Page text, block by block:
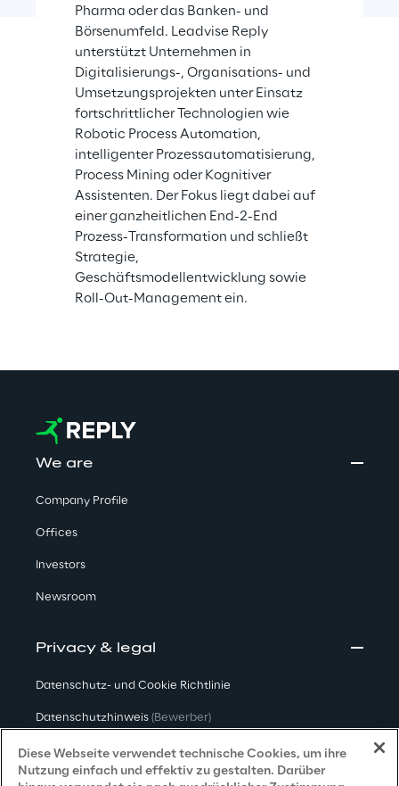
Pharma oder das Banken- und
Börsenumfeld. Leadvise Reply
unterstützt Unternehmen in
Digitalisierungs-, Organisations- und
Umsetzungsprojekten unter Einsatz
fortschrittlicher Technologien wie
Robotic Process Automation,
intelligenter Prozessautomatisierung,
Process Mining oder Kognitiver
Assistenten. Der Fokus liegt dabei auf
einer ganzheitlichen End-2-End
Prozess-Transformation und schließt
Strategie,
Geschäftsmodellentwicklung sowie
Roll-Out-Management ein.
We are
Company Profile
Offices
Investors
Newsroom
Privacy & legal
Datenschutz- und Cookie Richtlinie
Datenschutzhinweis (Bewerber)
Datenschutzhinweis(Kunden)
Datenschutzhinweis (Dienstleister)
Diese Webseite verwendet technische Cookies, um ihre
Nutzung einfach und effektiv zu gestalten. Darüber